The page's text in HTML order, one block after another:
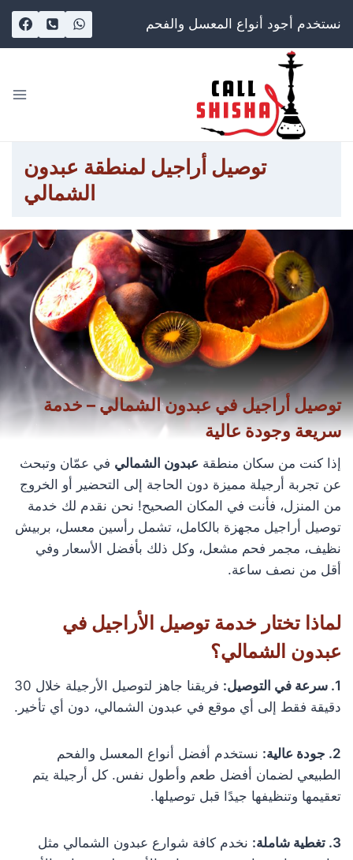
content
نستخدم أجود أنواع المعسل والفحم
توصيل أراجيل لمنطقة عبدون
الشمالي
توصيل أراجيل في عبدون الشمالي – خدمة
سريعة وجودة عالية
إذا كنت من سكان منطقة عبدون الشمالي في عمّان وتبحث
عن تجربة أرجيلة مميزة دون الحاجة إلى التحضير أو الخروج
من المنزل، فأنت في المكان الصحيح! نحن نقدم لك خدمة
توصيل أراجيل مجهزة بالكامل، تشمل رأسين معسل، بربيش
نظيف، مجمر فحم مشعل، وكل ذلك بأفضل الأسعار وفي
أقل من نصف ساعة.
لماذا تختار خدمة توصيل الأراجيل في
عبدون الشمالي؟
1. سرعة في التوصيل:
فريقنا جاهز لتوصيل الأرجيلة خلال 30
دقيقة فقط إلى أي موقع في عبدون الشمالي، دون أي تأخير.
2. جودة عالية:
نستخدم أفضل أنواع المعسل والفحم
الطبيعي لضمان أفضل طعم وأطول نفس. كل أرجيلة يتم
تعقيمها وتنظيفها جيدًا قبل توصيلها.
3. تغطية شاملة:
نخدم كافة شوارع عبدون الشمالي مثل